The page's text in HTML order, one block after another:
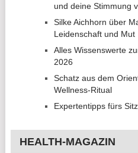
und deine Stimmung
Silke Aichhorn über
Leidenschaft und Mut
Alles Wissenswerte
2026
Schatz aus dem
Wellness-Ritual
Expertentipps fürs
HEALTH-MAGAZIN